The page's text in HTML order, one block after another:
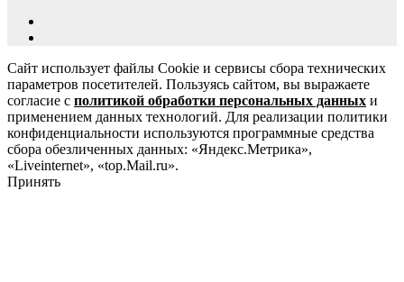
Сайт использует файлы Cookie и сервисы сбора технических
параметров посетителей. Пользуясь сайтом, вы выражаете
согласие с политикой обработки персональных данных и
применением данных технологий. Для реализации политики
конфиденциальности используются программные средства
сбора обезличенных данных: «Яндекс.Метрика»,
«Liveinternet», «top.Mail.ru».
Принять